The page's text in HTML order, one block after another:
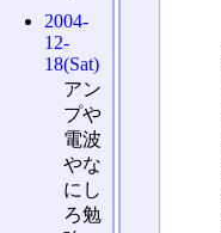
2004-
12-
18(Sat)
アン
プや
電波
やな
にし
ろ勉